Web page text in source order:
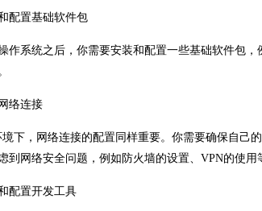
置基础软件包
系统之后，你需要安装和配置一些基础软件包，
络连接
，网络连接的配置同样重要。你需要确保自己的
到网络安全问题，例如防火墙的设置、VPN的使用
置开发工具